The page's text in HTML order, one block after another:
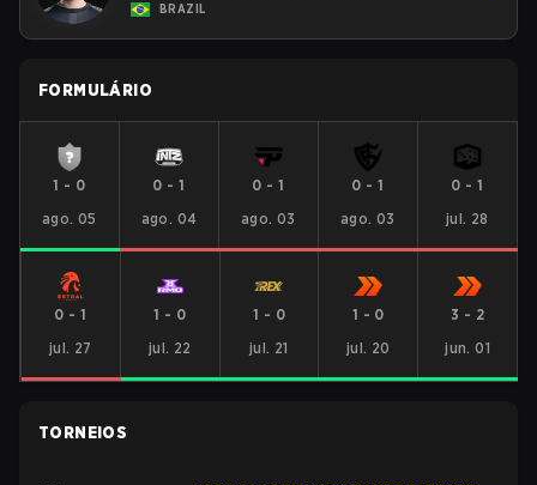
BRAZIL
FORMULÁRIO
1 - 0
ago. 05
0 -1
ago. 04
0 -1
ago. 03
0 -1
ago. 03
0 -1
jul. 28
0 - 1
jul. 27
1 - 0
jul. 22
1 - 0
jul. 21
1 - 0
jul. 20
3 - 2
jun. 01
TORNEIOS